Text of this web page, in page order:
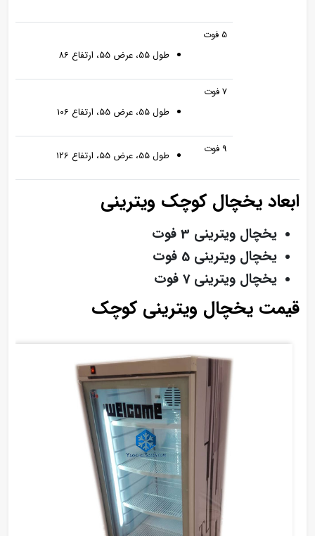
5 فوت
طول 55، عرض 55، ارتفاع 86
7 فوت
طول 55، عرض 55، ارتفاع 106
9 فوت طول 55، عرض 55، ارتفاع 126
ابعاد یخچال کوچک ویترینی
یخچال ویترینی 3 فوت
یخچال ویترینی 5 فوت
یخچال ویترینی 7 فوت
قیمت یخچال ویترینی کوچک